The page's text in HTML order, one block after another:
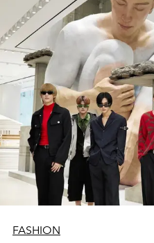
FASHION